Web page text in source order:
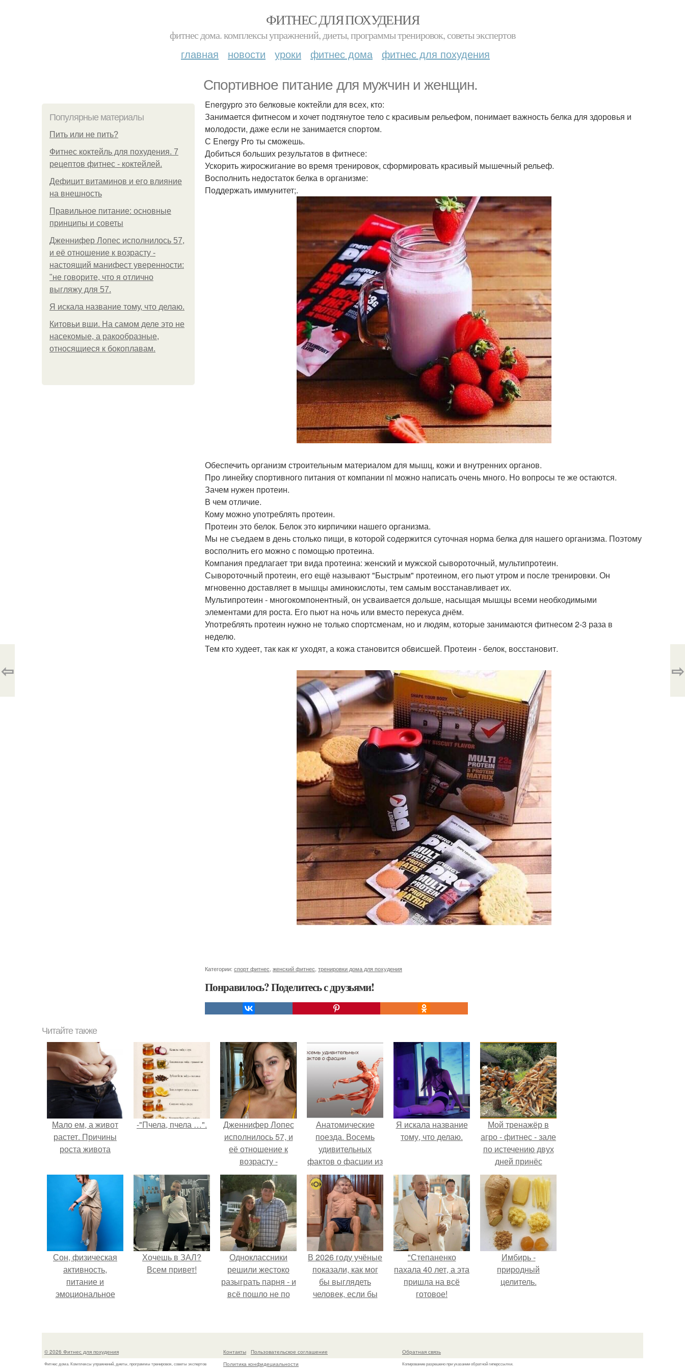
ФИТНЕС ДЛЯ ПОХУДЕНИЯ
фитнес дома. комплексы упражнений, диеты, программы тренировок, советы экспертов
главная новости уроки фитнес дома фитнес для похудения
Спортивное питание для мужчин и женщин.
Популярные материалы
Пить или не пить?
Фитнес коктейль для похудения. 7
рецептов фитнес - коктейлей.
Дефицит витаминов и его влияние
на внешность
Правильное питание: основные
принципы и советы
Дженнифер Лопес исполнилось 57,
и её отношение к возрасту -
настоящий манифест уверенности:
"не говорите, что я отлично
выгляжу для 57.
Я искала название тому, что делаю.
Китовьи вши. На самом деле это не
насекомые, а ракообразные,
относящиеся к бокоплавам.
Energypro это белковые коктейли для всех, кто:
Занимается фитнесом и хочет подтянутое тело с красивым рельефом, понимает важность белка для здоровья и
молодости, даже если не занимается спортом.
С Energy Pro ты сможешь.
Добиться больших результатов в фитнесе:
Ускорить жиросжигание во время тренировок, сформировать красивый мышечный рельеф.
Восполнить недостаток белка в организме:
Поддержать иммунитет;.
Обеспечить организм строительным материалом для мышц, кожи и внутренних органов.
Про линейку спортивного питания от компании nl можно написать очень много. Но вопросы те же остаются.
Зачем нужен протеин.
В чем отличие.
Кому можно употреблять протеин.
Протеин это белок. Белок это кирпичики нашего организма.
Мы не съедаем в день столько пищи, в которой содержится суточная норма белка для нашего организма. Поэтому
восполнить его можно с помощью протеина.
Компания предлагает три вида протеина: женский и мужской сывороточный, мультипротеин.
Сывороточный протеин, его ещё называют "Быстрым" протеином, его пьют утром и после тренировки. Он
мгновенно доставляет в мышцы аминокислоты, тем самым восстанавливает их.
Мультипротеин - многокомпонентный, он усваивается дольше, насыщая мышцы всеми необходимыми
элементами для роста. Его пьют на ночь или вместо перекуса днём.
Употреблять протеин нужно не только спортсменам, но и людям, которые занимаются фитнесом 2-3 раза в
неделю.
Тем кто худеет, так как кг уходят, а кожа становится обвисшей. Протеин - белок, восстановит.
Категории: спорт фитнес женский фитнес тренировки дома для похудения
Понравилось? Поделитесь с друзьями!
⇦ ⇨
Читайте также
Мало ем, а живот
растет. Причины
роста живота
-"Пчела, пчела …".
Дженнифер Лопес
исполнилось 57, и
её отношение к
возрасту -
настоящий
манифест
уверенности: "не
говорите, что я
отлично выгляжу
для 57.
Анатомические
поезда. Восемь
удивительных
фактов о фасции из
книги Томаса
майерса
"Анатомические
Поезда".
Я искала название
тому, что делаю.
Мой тренажёр в
агро - фитнес - зале
по истечению двух
дней принёс
ощутимый
результат.
Сон, физическая
активность,
питание и
эмоциональное
Хочешь в ЗАЛ?
Всем привет!
Одноклассники
решили жестоко
разыграть парня - и
всё пошло не по
В 2026 году учёные
показали, как мог
бы выглядеть
человек, если бы
специально для
автокатастpoфах.
"Степаненко
пахала 40 лет, а эта
пришла на всё
готовое!
Имбирь -
природный
целитель.
© 2026 Фитнес для похудения
Фитнес дома. Комплексы упражнений, диеты, программы тренировок, советы экспертов
Контакты
Пользовательское соглашение
Политика конфидециальности
Обратная связь
Копирование разрешено при указании обратной гиперссылки.